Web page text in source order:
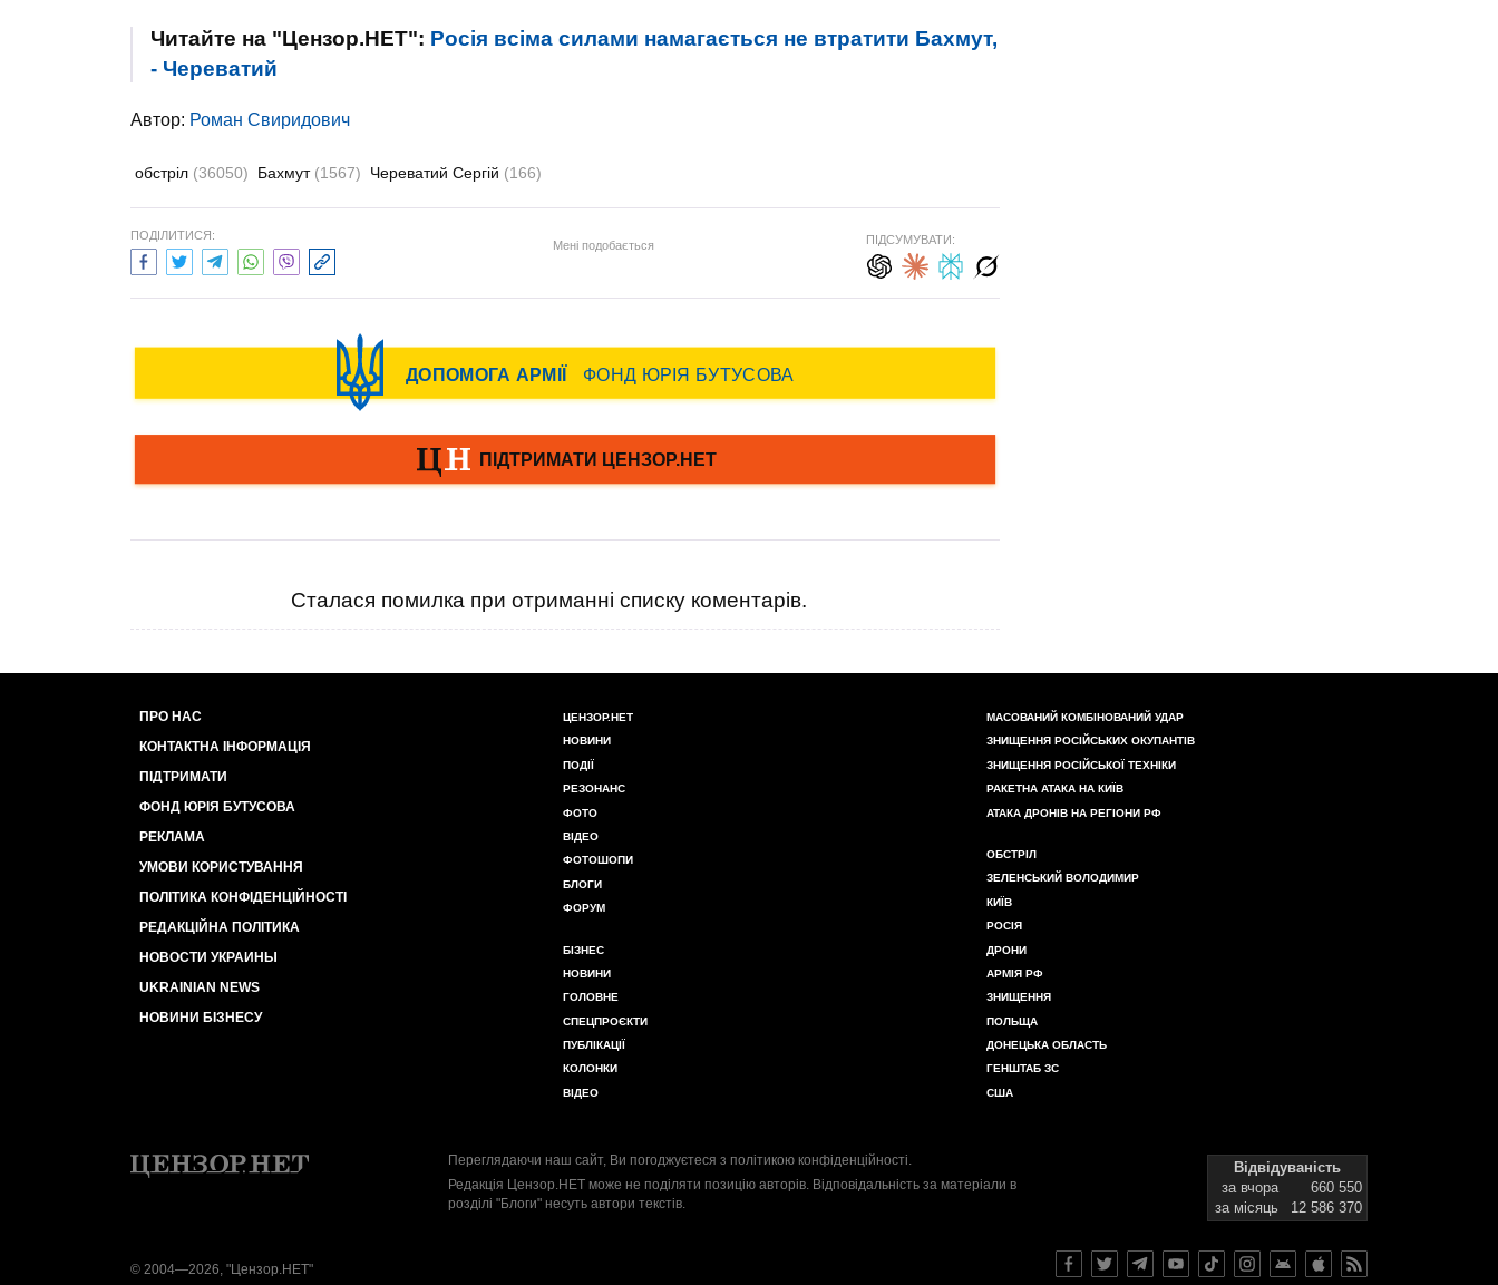
Читайте на "Цензор.НЕТ": Росія всіма силами намагається не втратити Бахмут,
- Череватий
Автор: Роман Свиридович
обстріл (36050) Бахмут (1567) Череватий Сергій (166)
ПОДІЛИТИСЯ:
Мені подобається ПІДСУМУВАТИ:
Сталася помилка при отриманні списку коментарів.
ПРО НАС
КОНТАКТНА ІНФОРМАЦІЯ
ПІДТРИМАТИ
ФОНД ЮРІЯ БУТУСОВА
РЕКЛАМА
УМОВИ КОРИСТУВАННЯ
ПОЛІТИКА КОНФІДЕНЦІЙНОСТІ
РЕДАКЦІЙНА ПОЛІТИКА
НОВОСТИ УКРАИНЫ
UKRAINIAN NEWS
НОВИНИ БІЗНЕСУ
ЦЕНЗОР.НЕТ
НОВИНИ
ПОДІЇ
РЕЗОНАНС
ФОТО
ВІДЕО
ФОТОШОПИ
БЛОГИ
ФОРУМ
БІЗНЕС
НОВИНИ
ГОЛОВНЕ
СПЕЦПРОЄКТИ
ПУБЛІКАЦІЇ
КОЛОНКИ
ВІДЕО
МАСОВАНИЙ КОМБІНОВАНИЙ УДАР
ЗНИЩЕННЯ РОСІЙСЬКИХ ОКУПАНТІВ
ЗНИЩЕННЯ РОСІЙСЬКОЇ ТЕХНІКИ
РАКЕТНА АТАКА НА КИЇВ
АТАКА ДРОНІВ НА РЕГІОНИ РФ
ОБСТРІЛ
ЗЕЛЕНСЬКИЙ ВОЛОДИМИР
КИЇВ
РОСІЯ
ДРОНИ
АРМІЯ РФ
ЗНИЩЕННЯ
ПОЛЬЩА
ДОНЕЦЬКА ОБЛАСТЬ
ГЕНШТАБ ЗС
США
Переглядаючи наш сайт, Ви погоджуєтеся з політикою конфіденційності.
Редакція Цензор.НЕТ може не поділяти позицію авторів. Відповідальність за матеріали в
розділі "Блоги" несуть автори текстів.
Відвідуваність
за вчора
660 550
за місяць
12 586 370
© 2004—2026, "Цензор.НЕТ"